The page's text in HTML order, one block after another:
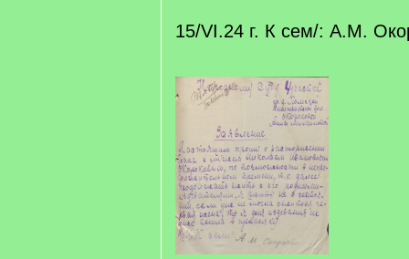
15/VI.24 г. К сем/: А.М.